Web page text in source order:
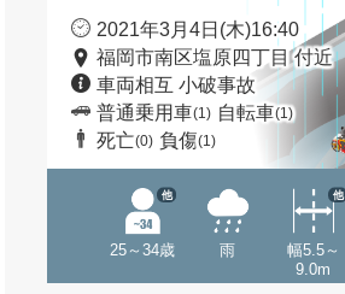
2021年3月4日(木)16:40
福岡市南区塩原四丁目 付近
車両相互 小破事故
普通乗用車(1) 自転車(1)
死亡(0) 負傷(1)
25～34歳
他
雨
幅5.5～
9.0m
他